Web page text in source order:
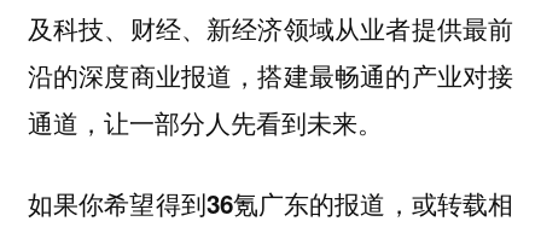
及科技、财经、新经济领域从业者提供最前
沿的深度商业报道，搭建最畅通的产业对接
通道，让一部分人先看到未来。
如果你希望得到36氪广东的报道，或转载相